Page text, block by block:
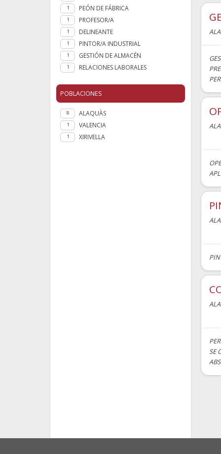
1 PEÓN DE FÁBRICA
1 PROFESOR/A
1 DELINEANTE
1 PINTOR/A INDUSTRIAL
1 GESTIÓN DE ALMACÉN
1 RELACIONES LABORALES
POBLACIONES
8 ALAQUÀS
1 VALENCIA
1 XIRIVELLA
SE